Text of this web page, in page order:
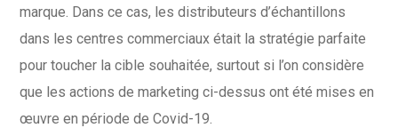
marque. Dans ce cas, les distributeurs d’échantillons
dans les centres commerciaux était la stratégie parfaite
pour toucher la cible souhaitée, surtout si l’on considère
que les actions de marketing ci-dessus ont été mises en
œuvre en période de Covid-19.